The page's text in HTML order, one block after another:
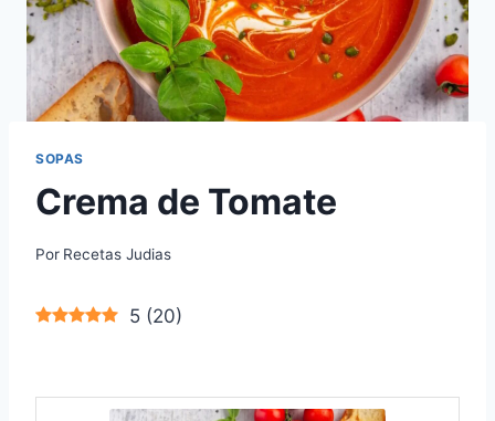
SOPAS
Crema de Tomate
Por Recetas Judias
5 (20)